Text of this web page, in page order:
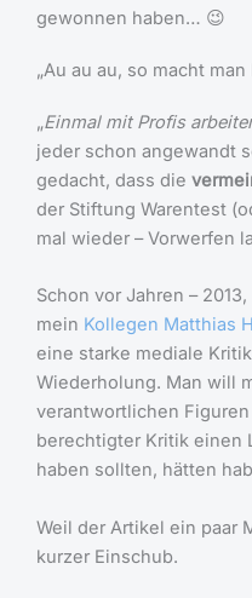
gewonnen haben… 😉
„Au au au, so macht
„Einmal mit Profis
jeder schon angewandt
gedacht, dass die
der Stiftung Warentest
mal wieder – Vorwerfen
Schon vor Jahren –
mein Kollegen Matthias
eine starke mediale
Wiederholung. Man will
verantwortlichen
berechtigter Kritik einen
haben sollten, hätten
Weil der Artikel ein paar
kurzer Einschub.